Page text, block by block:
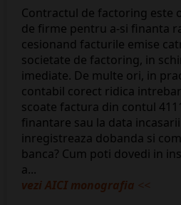
Contractul de factoring este
de firme pentru a-si finanta
cesionand facturile emise
societate de factoring, in
imediate. De multe ori, in
contabil corect ridica
scoate factura din contul
finantare sau la data
inregistreaza dobanda si
banca? Cum poti dovedi in
a...
vezi AICI monografia <<